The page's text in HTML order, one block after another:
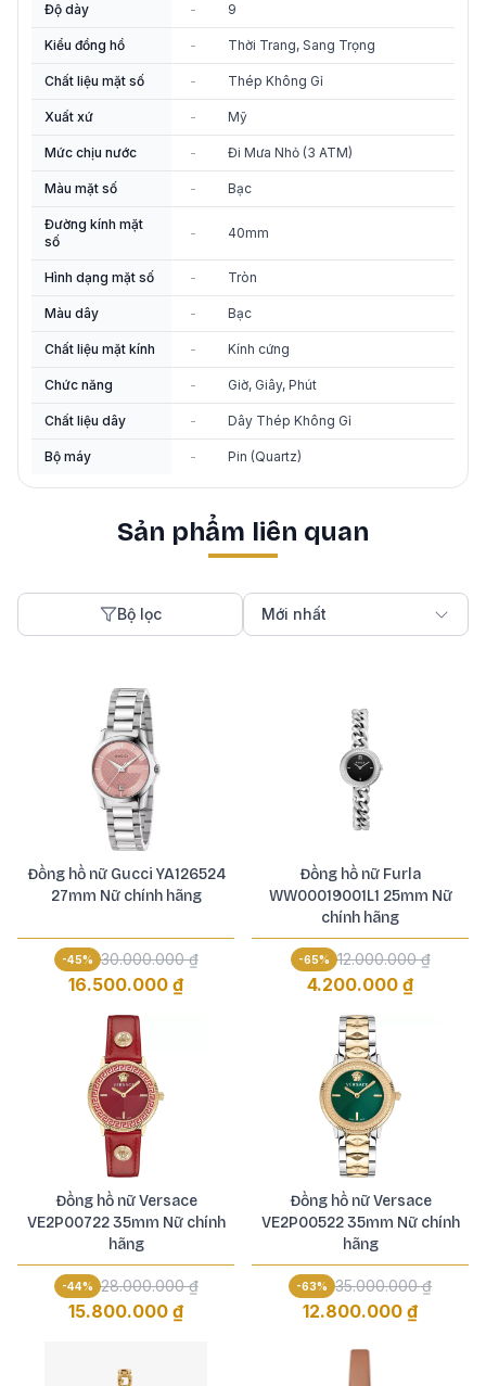
Độ dày - 9
Kiểu đồng hồ - Thời Trang, Sang Trọng
Chất liệu mặt số - Thép Không Gỉ
Xuất xứ - Mỹ
Mức chịu nước - Đi Mưa Nhỏ (3 ATM)
Màu mặt số - Bạc
Đường kính mặt
số
- 40mm
Hình dạng mặt số - Tròn
Màu dây - Bạc
Chất liệu mặt kính - Kính cứng
Chức năng - Giờ, Giây, Phút
Chất liệu dây - Dây Thép Không Gỉ
Bộ máy - Pin (Quartz)
Sản phẩm liên quan
Bộ lọc Mới nhất
Đồng hồ nữ Gucci YA126524
27mm Nữ chính hãng
-45% 30.000.000 ₫
16.500.000 ₫
Đồng hồ nữ Furla
WW00019001L1 25mm Nữ
chính hãng
-65% 12.000.000 ₫
4.200.000 ₫
Đồng hồ nữ Versace
VE2P00722 35mm Nữ chính
hãng
-44% 28.000.000 ₫
15.800.000 ₫
Đồng hồ nữ Versace
VE2P00522 35mm Nữ chính
hãng
-63% 35.000.000 ₫
12.800.000 ₫